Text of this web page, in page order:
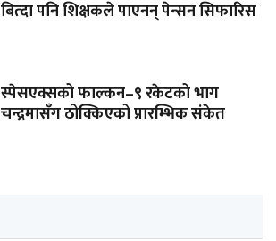
बित्दा पनि शिक्षकले पाएनन् पेन्सन सिफारिस
स्पेसएक्सको फाल्कन–९ रकेटको भाग
चन्द्रमासँग ठोक्किएको प्रारम्भिक संकेत